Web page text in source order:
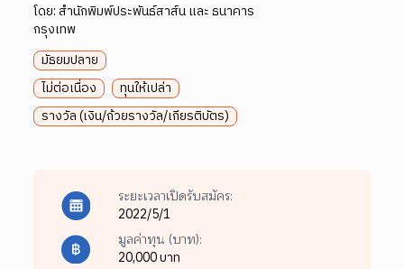
โดย:สำนักพิมพ์ประพันธ์สาส์น และ ธนาคาร
กรุงเทพ
มัธยมปลาย
ไม่ต่อเนื่อง
ทุนให้เปล่า
รางวัล (เงิน/ถ้วยรางวัล/เกียรติบัตร)
ระยะเวลาเปิดรับสมัคร:
2022/5/1
มูลค่าทุน (บาท):
20,000 บาท